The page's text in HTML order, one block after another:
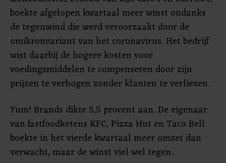
boekte afgelopen kwartaal meer winst ondanks
de tegenwind die werd veroorzaakt door de
omikronvariant van het coronavirus. Het bedrijf
wist daarbij de hogere kosten voor
voedingsmiddelen te compenseren door zijn
prijzen te verhogen zonder klanten te verliezen.
Yum! Brands dikte 5,5 procent aan. De eigenaar
van fastfoodketens KFC, Pizza Hut en Taco Bell
boekte in het vierde kwartaal meer omzet dan
verwacht, maar de winst viel wel tegen.